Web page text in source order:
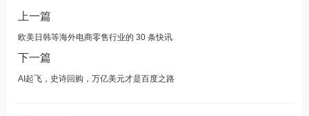
上一篇
欧美日韩等海外电商零售行业的 30 条快讯
下一篇
AI起飞，史诗回购，万亿美元才是百度之路